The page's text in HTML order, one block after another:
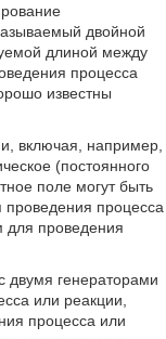
двойной
длиной между
процесса
известны
включая, например,
(постоянного
поле могут быть
проведения процесса
для проведения
двумя генераторами
или реакции,
процесса или